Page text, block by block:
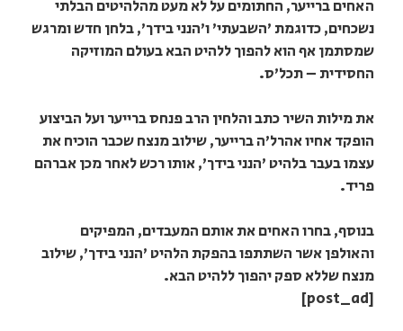
האחים ברייער, החתומים על לא מעט מהלהיטים הבלתי
נשכחים, כדוגמת 'השבעתי' ו'הנני בידך', בלחן חדש ומרגש
שמסתמן אף הוא להפוך ללהיט הבא בעולם המוזיקה
החסידית – תכל'ס.
את מילות השיר כתב והלחין הרב פנחס ברייער ועל הביצוע
הופקד אחיו אהרל'ה ברייער, שילוב מנצח שכבר הוכיח את
עצמו בעבר בלהיט 'הנני בידך', אותו רכש לאחר מכן אברהם
פריד.
בנוסף, בחרו האחים את אותם המעבדים, המפיקים
והאולפן אשר השתתפו בהפקת הלהיט 'הנני בידך', שילוב
מנצח שללא ספק יהפוך ללהיט הבא.
[post_ad]